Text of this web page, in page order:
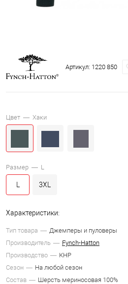
Артикул: 1220 850
Цвет — Хаки
Размер — L
3XL
Характеристики:
Тип товара
Джемперы и пуловеры
Производитель
Fynch-Hatton
Производство
КНР
Сезон
На любой сезон
Состав
Шерсть мериносовая 100%